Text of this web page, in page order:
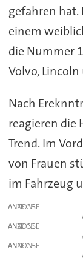
gefahren hat.
einem
die Nummer
Volvo,
Nach
reagieren die
Trend. Im
von Frauen
im Fahrzeug
ANZEIGE
ANZEIGE
ANZEIGE